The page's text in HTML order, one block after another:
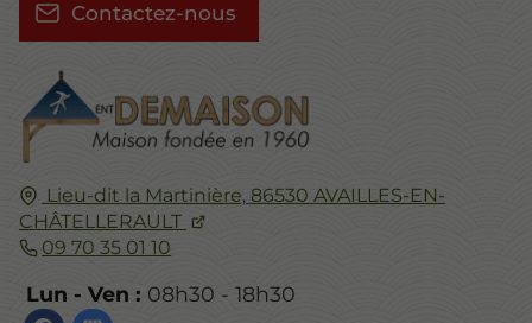
Lieu-dit la Martinière, 86530 AVAILLES-EN-
CHÂTELLERAULT
09 70 35 01 10
Lun - Ven : 08h30 - 18h30
Contactez-nous